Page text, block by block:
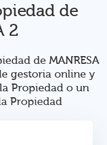
de
2
de MANRESA
gestoria online y
Propiedad o un
Propiedad